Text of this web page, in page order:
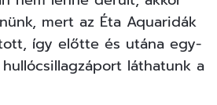
mert az Éta Aquaridák
így előtte és utána egy-
láthatunk a